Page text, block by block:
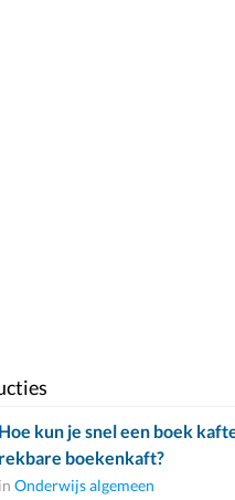
Hoe kun je snel een boek
rekbare boekenkaft?
in Onderwijs algemeen